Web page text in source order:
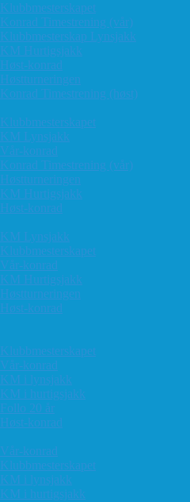
Klubbmesterskapet
Konrad Timestrening (vår)
Klubbmesterskap Lynsjakk
KM Hurtigsjakk
Høst-konrad
Høstturneringen
Konrad Timestrening (høst)
Klubbmesterskapet
KM Lynsjakk
Vår-konrad
Konrad Timestrening (vår)
Høstturneringen
KM Hurtigsjakk
Høst-konrad
KM Lynsjakk
Klubbmesterskapet
Vår-konrad
KM Hurtigsjakk
Høstturneringen
Høst-konrad
Klubbmesterskapet
Vår-konrad
KM i lynsjakk
KM i hurtigsjakk
Follo 20 år
Høst-konrad
Vår-konrad
Klubbmesterskapet
KM i lynsjakk
KM i hurtigsjakk